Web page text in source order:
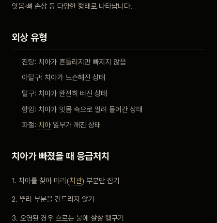
자주 묻는 질문
회원가입 / 로그인
잇몸·뼈 손상 등 다양한 형태로 나타납니다.
외상 유형
진탕: 치아가 흔들리지만 빠지지 않음
아탈구: 치아가 느슨해진 상태
탈구: 치아가 완전히 빠진 상태
함입: 치아가 잇몸 속으로 밀려 들어간 상태
파절: 치아일부가 깨진 상태
치아가 빠졌을 때 응급처치
1. 치아를 찾아 머리(치관) 부분만 잡기
2. 뿌리 부분을 건드리지 않기
3. 오염된 경우 흐르는 물에 살살 헹구기